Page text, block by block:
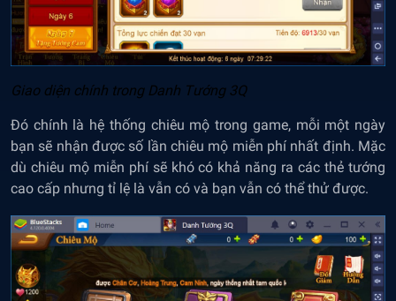
Giao diện chính trong Danh Tướng 3Q
Đó chính là hệ thống chiêu mộ trong game, mỗi một ngày
bạn sẽ nhận được số lần chiêu mộ miễn phí nhất định. Mặc
dù chiêu mộ miễn phí sẽ khó có khả năng ra các thẻ tướng
cao cấp nhưng tỉ lệ là vẫn có và bạn vẫn có thể thử được.